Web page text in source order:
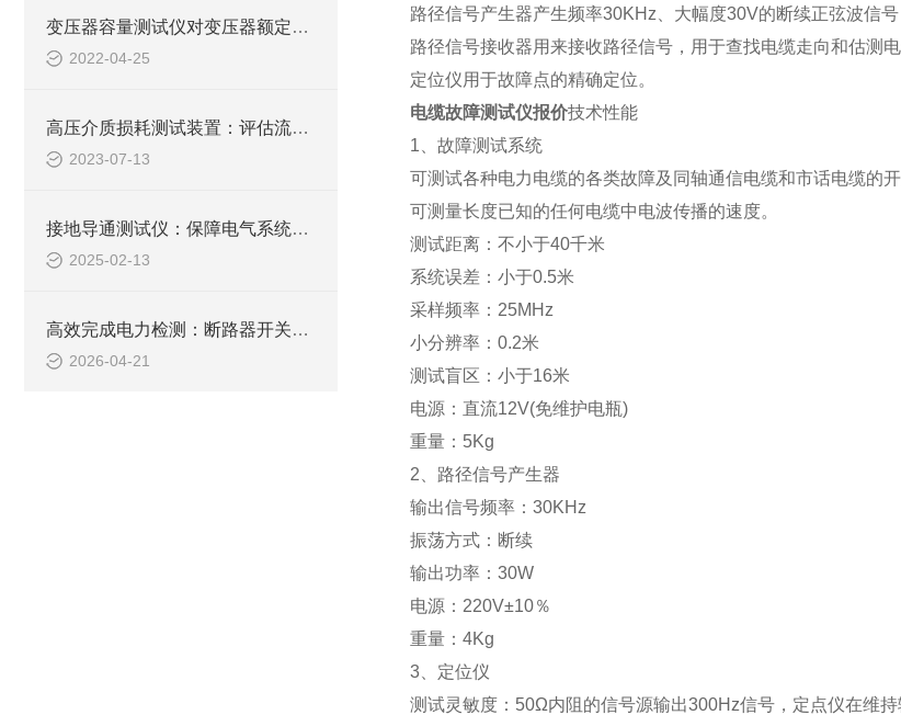
变压器容量测试仪对变压器额定容量的判断
2022-04-25
高压介质损耗测试装置：评估流体输送过程中的能量损失
2023-07-13
接地导通测试仪：保障电气系统稳定运行的关键工具
2025-02-13
高效完成电力检测：断路器开关特性测试仪应用详解
2026-04-21
路径信号产生器产生频率30KHz、大幅度30V的断续正弦波信号
路径信号接收器用来接收路径信号，用于查找电缆走向和估测电
定位仪用于故障点的精确定位。
电缆故障测试仪报价技术性能
1、故障测试系统
可测试各种电力电缆的各类故障及同轴通信电缆和市话电缆的开
可测量长度已知的任何电缆中电波传播的速度。
测试距离：不小于40千米
系统误差：小于0.5米
采样频率：25MHz
小分辨率：0.2米
测试盲区：小于16米
电源：直流12V(免维护电瓶)
重量：5Kg
2、路径信号产生器
输出信号频率：30KHz
振荡方式：断续
输出功率：30W
电源：220V±10％
重量：4Kg
3、定位仪
测试灵敏度：50Ω内阻的信号源输出300Hz信号，定点仪在维